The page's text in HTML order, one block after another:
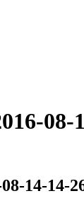
08-
14-14-